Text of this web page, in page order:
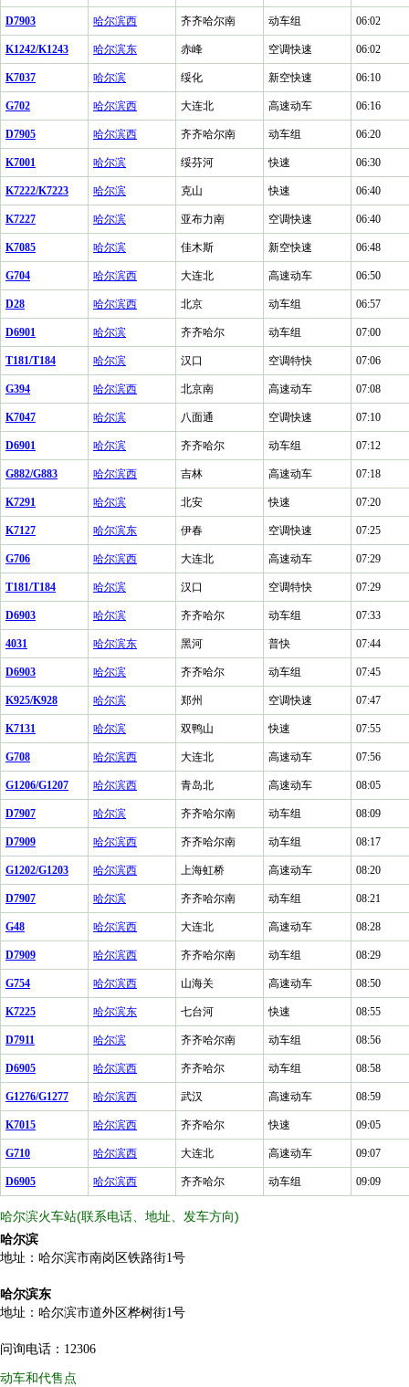
D7903 哈尔滨西 齐齐哈尔南 动车组 06:02
K1242/K1243 哈尔滨东 赤峰 空调快速 06:02
K7037 哈尔滨 绥化 新空快速 06:10
G702 哈尔滨西 大连北 高速动车 06:16
D7905 哈尔滨西 齐齐哈尔南 动车组 06:20
K7001 哈尔滨 绥芬河 快速 06:30
K7222/K7223 哈尔滨 克山 快速 06:40
K7227 哈尔滨 亚布力南 空调快速 06:40
K7085 哈尔滨 佳木斯 新空快速 06:48
G704 哈尔滨西 大连北 高速动车 06:50
D28 哈尔滨西 北京 动车组 06:57
D6901 哈尔滨 齐齐哈尔 动车组 07:00
T181/T184 哈尔滨 汉口 空调特快 07:06
G394 哈尔滨西 北京南 高速动车 07:08
K7047 哈尔滨 八面通 空调快速 07:10
D6901 哈尔滨 齐齐哈尔 动车组 07:12
G882/G883 哈尔滨西 吉林 高速动车 07:18
K7291 哈尔滨 北安 快速 07:20
K7127 哈尔滨东 伊春 空调快速 07:25
G706 哈尔滨西 大连北 高速动车 07:29
T181/T184 哈尔滨 汉口 空调特快 07:29
D6903 哈尔滨 齐齐哈尔 动车组 07:33
4031 哈尔滨东 黑河 普快 07:44
D6903 哈尔滨 齐齐哈尔 动车组 07:45
K925/K928 哈尔滨 郑州 空调快速 07:47
K7131 哈尔滨 双鸭山 快速 07:55
G708 哈尔滨西 大连北 高速动车 07:56
G1206/G1207 哈尔滨西 青岛北 高速动车 08:05
D7907 哈尔滨 齐齐哈尔南 动车组 08:09
D7909 哈尔滨西 齐齐哈尔南 动车组 08:17
G1202/G1203 哈尔滨西 上海虹桥 高速动车 08:20
D7907 哈尔滨 齐齐哈尔南 动车组 08:21
G48 哈尔滨西 大连北 高速动车 08:28
D7909 哈尔滨西 齐齐哈尔南 动车组 08:29
G754 哈尔滨西 山海关 高速动车 08:50
K7225 哈尔滨东 七台河 快速 08:55
D7911 哈尔滨 齐齐哈尔南 动车组 08:56
D6905 哈尔滨西 齐齐哈尔 动车组 08:58
G1276/G1277 哈尔滨西 武汉 高速动车 08:59
K7015 哈尔滨西 齐齐哈尔 快速 09:05
G710 哈尔滨西 大连北 高速动车 09:07
D6905 哈尔滨西 齐齐哈尔 动车组 09:09
哈尔滨火车站(联系电话、地址、发车方向)
哈尔滨
地址：哈尔滨市南岗区铁路街1号
哈尔滨东
地址：哈尔滨市道外区桦树街1号
问询电话：12306
动车和代售点